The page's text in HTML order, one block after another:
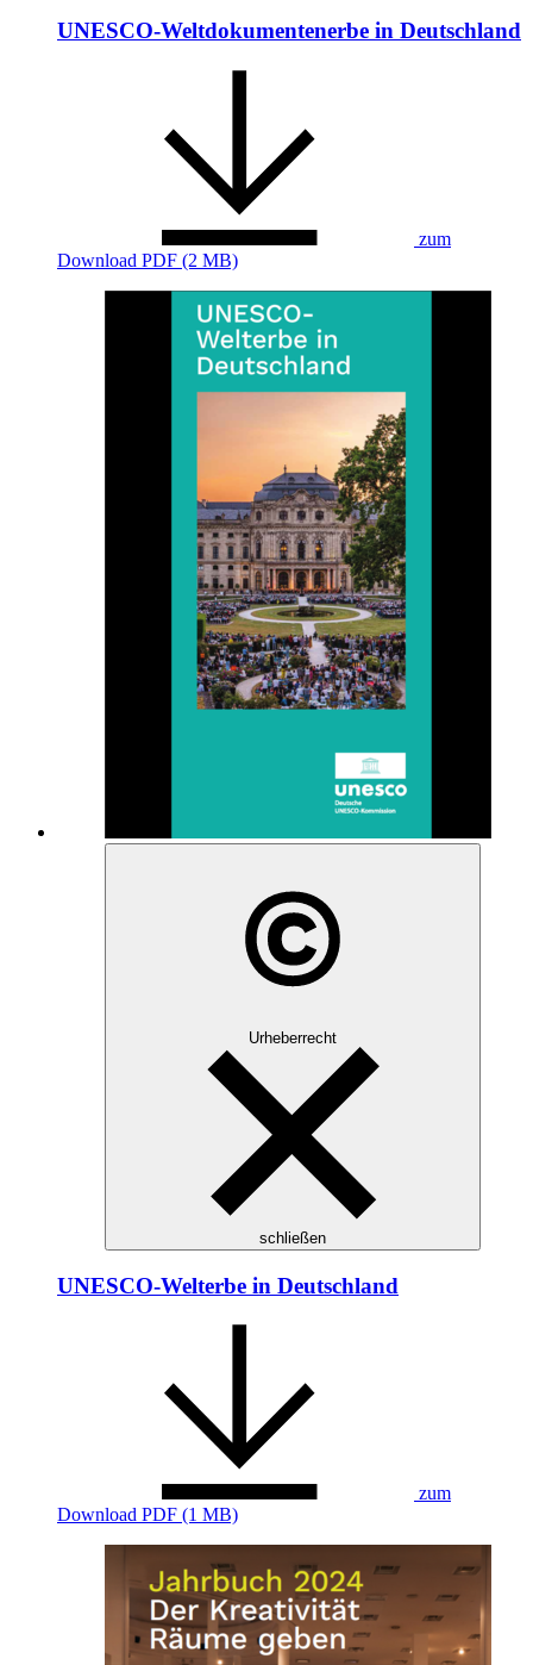
UNESCO-Weltdokumentenerbe in Deutschland
zum
Download PDF (2 MB)
Urheberrecht
schließen
UNESCO-Welterbe in Deutschland
zum
Download PDF (1 MB)